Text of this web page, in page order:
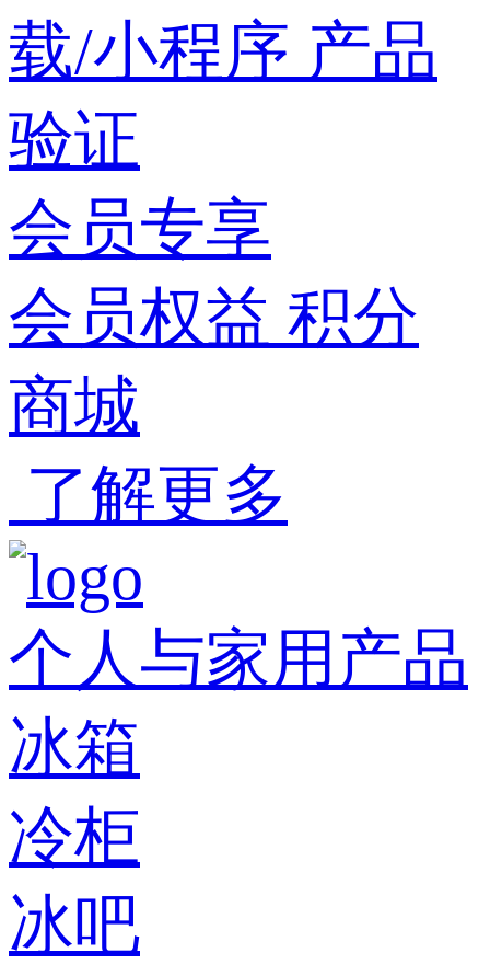
载/小程序 产品
验证
会员专享
会员权益 积分
商城
了解更多
个人与家用产品
冰箱
冷柜
冰吧